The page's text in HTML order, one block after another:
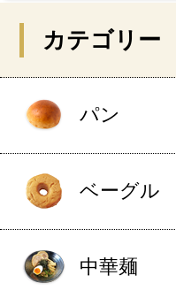
カテゴリー
パン
ベーグル
中華麺